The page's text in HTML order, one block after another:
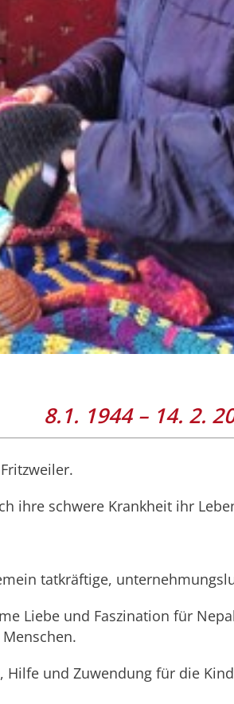
8.1. 1944 – 14. 2.
ihre schwere Krankheit ihr
tatkräftige,
Liebe und Faszination für
und Zuwendung für die